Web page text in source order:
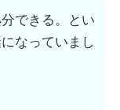
できる。とい
なっていまし